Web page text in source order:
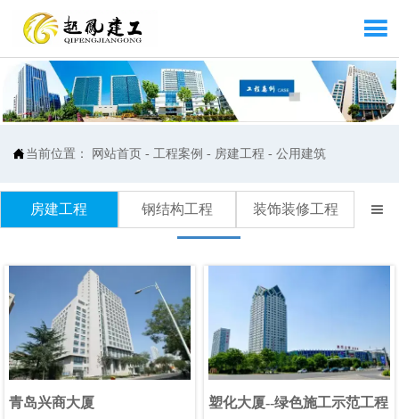

 当前位置： 网站首页 - 工程案例 - 房建工程 -公用建筑
房建工程 钢结构工程 装饰装修工程 
青岛兴商大厦 塑化大厦--绿色施工示范工程